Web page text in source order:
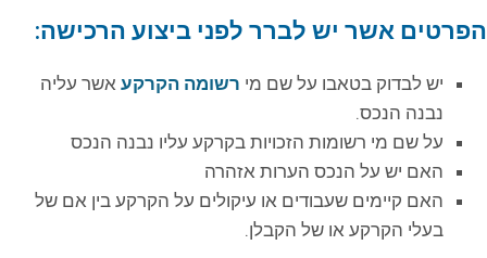
הפרטים אשר יש לברר לפני ביצוע הרכישה:
יש לבדוק בטאבו על שם מי רשומה הקרקע אשר עליה
נבנה הנכס.
על שם מי רשומות הזכויות בקרקע עליו נבנה הנכס
האם יש על הנכס הערות אזהרה
האם קיימים שעבודים או עיקולים על הקרקע בין אם של
בעלי הקרקע או של הקבלן.